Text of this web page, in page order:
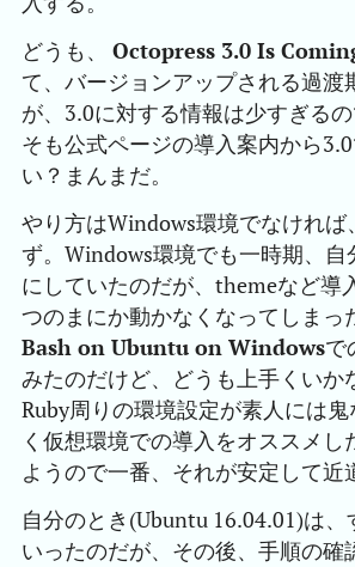
どうも、 Octopress 3.0 Is
て、バージョンアップされる過渡
が、3.0に対する情報は少すぎる
そも公式ページの導入案内から
い？まんまだ。
やり方はWindows環境でなければ
ず。Windows環境でも一時期、自
にしていたのだが、themeなど導
つのまにか動かなくなってしま
Bash on Ubuntu on Windowsで
みたのだけど、どうも上手くいか
Ruby周りの環境設定が素人には
く仮想環境での導入をオススメし
ようので一番、それが安定して近
自分のとき(Ubuntu 16.04.01)は、
いったのだが、その後、手順の確